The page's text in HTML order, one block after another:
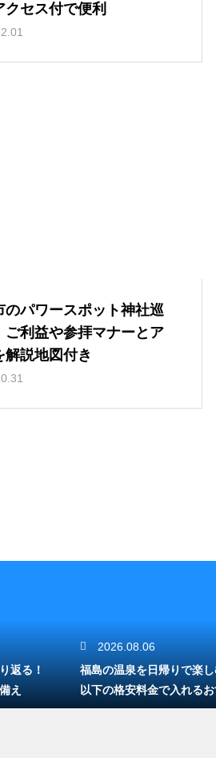
クセス付で便利
のパワースポット神社巡
ご利益や参拝マナーとア
解説地図付き
返る！
え
2026.08.06
福島の温泉を日帰りで楽
以下の格安料金で入れる